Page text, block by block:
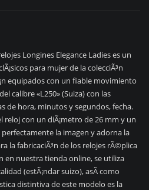
Longines Elegance Ladies es un
para mujer de la colecciÃ³n
equipados con un fiable movimiento
calibre «L250» (Suiza) con las
de hora, minutos y segundos, fecha.
reloj con un diÃ¡metro de 26 mm y un
la imagen y adorna la
la fabricaciÃ³n de los relojes rÃ©plica
en nuestra tienda online, se utiliza
(estÃ¡ndar suizo), asÃ­ como
distintiva de este modelo es la